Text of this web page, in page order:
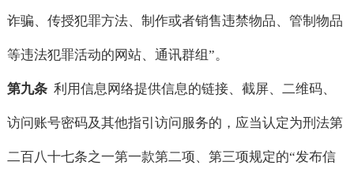
诈骗、传授犯罪方法、制作或者销售违禁物品、管制物品
等违法犯罪活动的网站、通讯群组”。
第九条 利用信息网络提供信息的链接、截屏、二维码、
访问账号密码及其他指引访问服务的，应当认定为刑法第
二百八十七条之一第一款第二项、第三项规定的“发布信